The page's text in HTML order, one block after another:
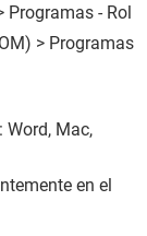
Programas - Rol
> Programas
Word, Mac,
en el